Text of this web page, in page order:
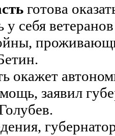
готова
себя
окажет
заявил